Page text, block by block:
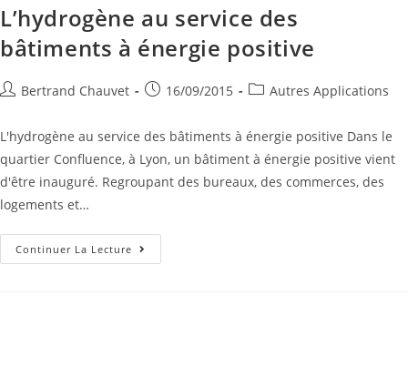
L’hydrogène au service des
bâtiments à énergie positive
Bertrand Chauvet 16/09/2015 Autres Applications
L'hydrogène au service des bâtiments à énergie positive Dans le
quartier Confluence, à Lyon, un bâtiment à énergie positive vient
d'être inauguré. Regroupant des bureaux, des commerces, des
logements et…
Continuer La Lecture